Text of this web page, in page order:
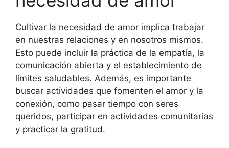
Cultivar la necesidad de amor implica trabajar
en nuestras relaciones y en nosotros mismos.
Esto puede incluir la práctica de la empatía, la
comunicación abierta y el establecimiento de
límites saludables. Además, es importante
buscar actividades que fomenten el amor y la
conexión, como pasar tiempo con seres
queridos, participar en actividades comunitarias
y practicar la gratitud.